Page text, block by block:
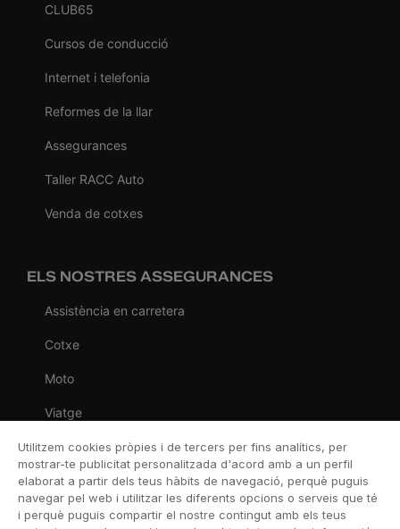
CLUB65
Cursos de conducció
Internet i telefonia
Reformes de la llar
Assegurances
Taller RACC Auto
Venda de cotxes
ELS NOSTRES ASSEGURANCES
Assistència en carretera
Cotxe
Moto
Viatge
Llar
Vida
Decessos
Utilitzem cookies pròpies i de tercers per fins analítics, per
mostrar-te publicitat personalitzada d'acord amb a un perfil
elaborat a partir dels teus hàbits de navegació, perquè puguis
navegar pel web i utilitzar les diferents opcions o serveis que té
i perquè puguis compartir el nostre contingut amb els teus